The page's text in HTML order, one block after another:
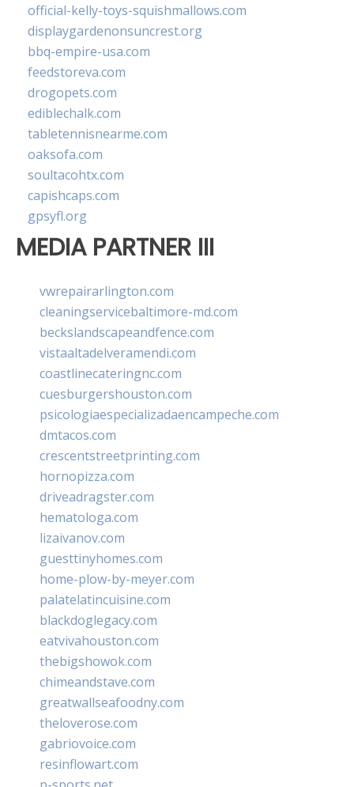
official-kelly-toys-squishmallows.com
displaygardenonsuncrest.org
bbq-empire-usa.com
feedstoreva.com
drogopets.com
ediblechalk.com
tabletennisnearme.com
oaksofa.com
soultacohtx.com
capishcaps.com
gpsyfl.org
MEDIA PARTNER III
vwrepairarlington.com
cleaningservicebaltimore-md.com
beckslandscapeandfence.com
vistaaltadelveramendi.com
coastlinecateringnc.com
cuesburgershouston.com
psicologiaespecializadaencampeche.com
dmtacos.com
crescentstreetprinting.com
hornopizza.com
driveadragster.com
hematologa.com
lizaivanov.com
guesttinyhomes.com
home-plow-by-meyer.com
palatelatincuisine.com
blackdoglegacy.com
eatvivahouston.com
thebigshowok.com
chimeandstave.com
greatwallseafoodny.com
theloverose.com
gabriovoice.com
resinflowart.com